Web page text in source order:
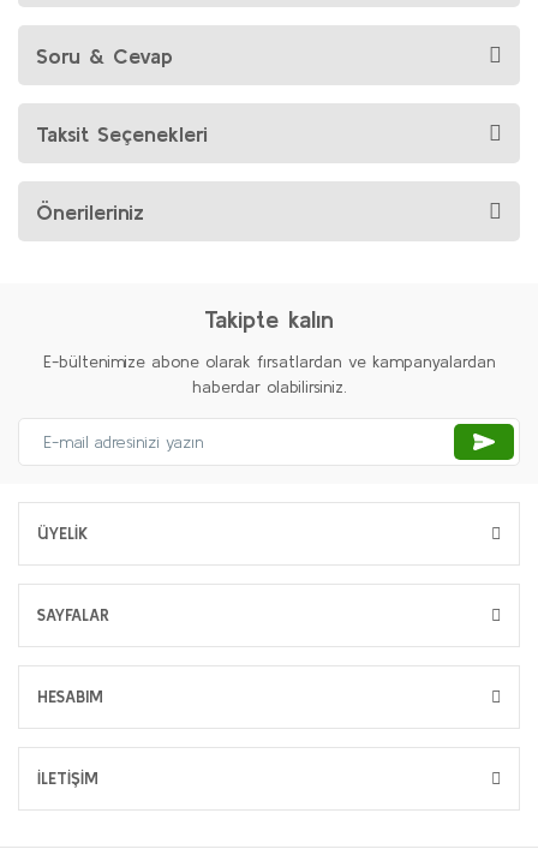
Soru & Cevap
Taksit Seçenekleri
Önerileriniz
Takipte kalın
E-bültenimize abone olarak fırsatlardan ve kampanyalardan
haberdar olabilirsiniz.
ÜYELİK
SAYFALAR
HESABIM
İLETİŞİM